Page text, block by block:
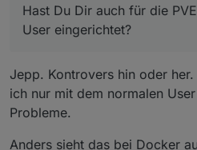
Hast Du Dir auch für die
User eingerichtet?
Jepp. Kontrovers hin oder
ich nur mit dem normalen
Probleme.
Anders sieht das bei Docker